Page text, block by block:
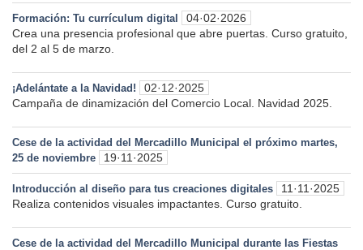
Formación: Tu currículum digital
04·02·2026
Crea una presencia profesional que abre puertas. Curso gratuito,
del 2 al 5 de marzo.
¡Adelántate a la Navidad!
02·12·2025
Campaña de dinamización del Comercio Local. Navidad 2025.
Cese de la actividad del Mercadillo Municipal el próximo martes,
25 de noviembre
19·11·2025
Introducción al diseño para tus creaciones digitales
11·11·2025
Realiza contenidos visuales impactantes. Curso gratuito.
Cese de la actividad del Mercadillo Municipal durante las Fiestas